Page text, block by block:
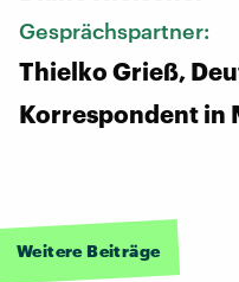
Gesprächspartner:
Thielko Grieß,
Korrespondent in
Weitere Beiträge